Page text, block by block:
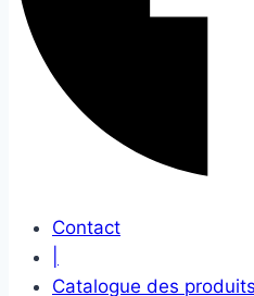
Contact
Catalogue des produits